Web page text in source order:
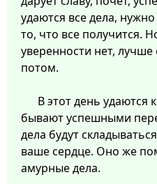
удаются все дела,
то, что все получится.
уверенности нет,
потом.
В этот день удаются
бывают успешными
дела будут
ваше сердце. Оно же
амурные дела.